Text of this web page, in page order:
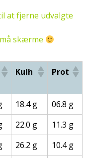
at fjerne udvalgte
skærme
Kulh Prot
18.4 g
06.8 g
22.0 g
11.3 g
26.2 g
10.4 g